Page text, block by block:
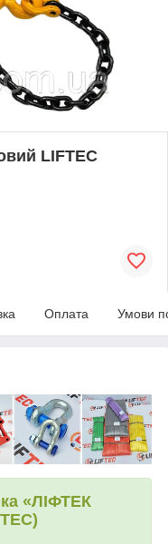
LIFTEC
Оплата Умови
«ЛІФТЕК